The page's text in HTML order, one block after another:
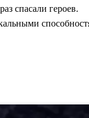
спасали героев.